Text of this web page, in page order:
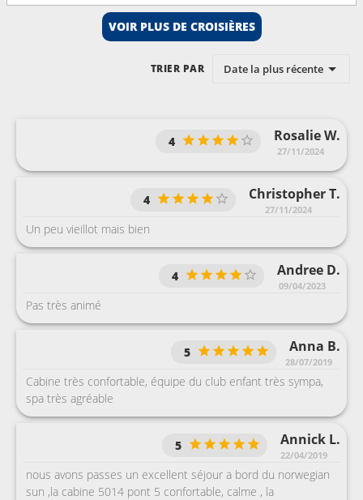
VOIR PLUS DE CROISIÈRES
TRIER PAR Date la plus récente
Rosalie W.
27/11/2024
4
Christopher T.
27/11/2024
4
Un peu vieillot mais bien
Andree D.
09/04/2023
4
Pas très animé
Anna B.
28/07/2019
5
Cabine très confortable, équipe du club enfant très sympa,
spa très agréable
Annick L.
22/04/2019
5
nous avons passes un excellent séjour a bord du norwegian
sun ,la cabine 5014 pont 5 confortable, calme , la